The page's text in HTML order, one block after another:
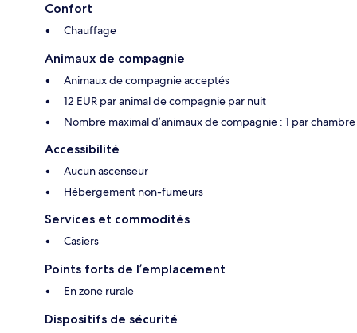
Confort
Chauffage
Animaux de compagnie
Animaux de compagnie acceptés
12 EUR par animal de compagnie par nuit
Nombre maximal d’animaux de compagnie : 1 par chambre
Accessibilité
Aucun ascenseur
Hébergement non-fumeurs
Services et commodités
Casiers
Points forts de l’emplacement
En zone rurale
Dispositifs de sécurité